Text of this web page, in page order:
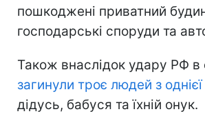
пошкоджені приватний
господарські споруди та
Також внаслідок удару РФ в
загинули троє людей з
дідусь, бабуся та їхній онук.